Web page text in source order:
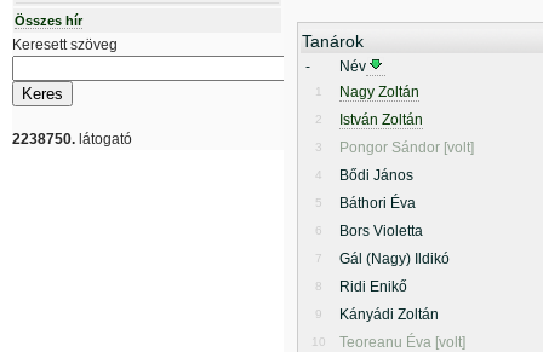
Összes hír
Keresett szöveg
2238750. látogató
Tanárok
- Név
1 Nagy Zoltán
2 István Zoltán
3 Pongor Sándor [volt]
4 Bődi János
5 Báthori Éva
6 Bors Violetta
7 Gál (Nagy) Ildikó
8 Ridi Enikő
9 Kányádi Zoltán
10 Teoreanu Éva [volt]